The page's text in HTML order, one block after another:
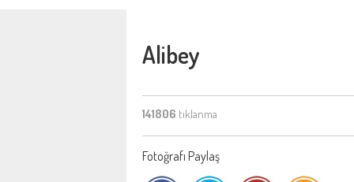
Alibey
141806 tıklanma
Fotoğrafı Paylaş